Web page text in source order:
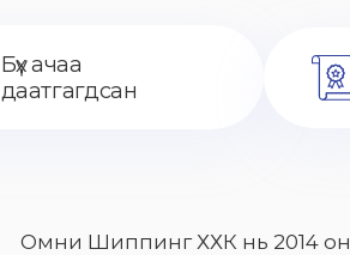
Бүх ачаа
даатгагдсан
Омни Шиппинг ХХК нь 2014